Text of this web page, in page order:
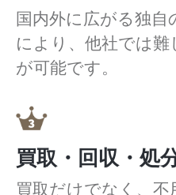
国内外に広がる独自
により、他社では難
が可能です。
買取・回収・処
買取だけでなく、